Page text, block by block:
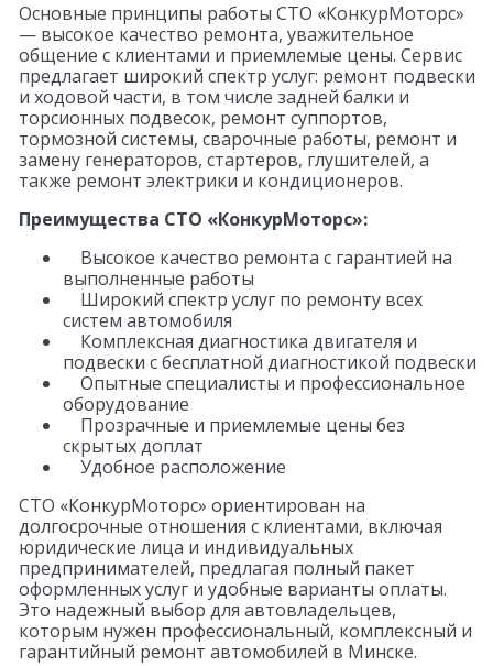
Основные принципы работы СТО «КонкурМоторс»
— высокое качество ремонта, уважительное
общение с клиентами и приемлемые цены. Сервис
предлагает широкий спектр услуг: ремонт подвески
и ходовой части, в том числе задней балки и
торсионных подвесок, ремонт суппортов,
тормозной системы, сварочные работы, ремонт и
замену генераторов, стартеров, глушителей, а
также ремонт электрики и кондиционеров.
Преимущества СТО «КонкурМоторс»:
Высокое качество ремонта с гарантией на
выполненные работы
Широкий спектр услуг по ремонту всех
систем автомобиля
Комплексная диагностика двигателя и
подвески с бесплатной диагностикой подвески
Опытные специалисты и профессиональное
оборудование
Прозрачные и приемлемые цены без
скрытых доплат
Удобное расположение
СТО «КонкурМоторс» ориентирован на
долгосрочные отношения с клиентами, включая
юридические лица и индивидуальных
предпринимателей, предлагая полный пакет
оформленных услуг и удобные варианты оплаты.
Это надежный выбор для автовладельцев,
которым нужен профессиональный, комплексный и
гарантийный ремонт автомобилей в Минске.